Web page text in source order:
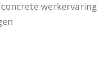
werkervaring